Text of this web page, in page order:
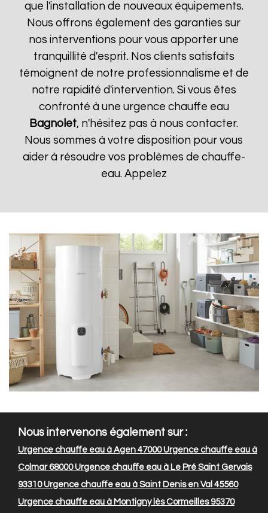
que l'installation de nouveaux équipements.
Nous offrons également des garanties sur
nos interventions pour vous apporter une
tranquillité d'esprit. Nos clients satisfaits
témoignent de notre professionnalisme et de
notre rapidité d'intervention. Si vous êtes
confronté à une urgence chauffe eau
Bagnolet, n'hésitez pas à nous contacter.
Nous sommes à votre disposition pour vous
aider à résoudre vos problèmes de chauffe-
eau. Appelez
Nous intervenons également sur :
Urgence chauffe eau à Agen 47000Urgence chauffe eau à
Colmar 68000Urgence chauffe eau à Le Pré Saint Gervais
93310Urgence chauffe eau à Saint Denis en Val 45560
Urgence chauffe eau à Montigny lès Cormeilles 95370